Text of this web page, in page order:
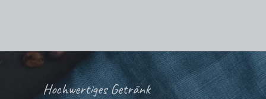
Hochwertiges Getränk